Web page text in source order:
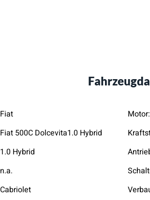
Fiat
Fiat 500C Dolcevita1.0 Hybrid
1.0 Hybrid
n.a.
Cabriolet
Motor: